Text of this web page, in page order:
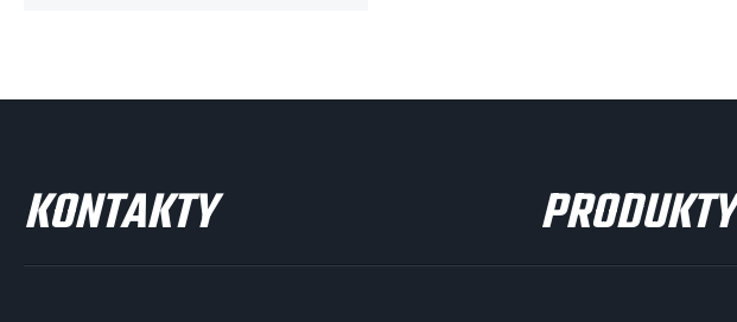
KONTAKTY PRODUKTY